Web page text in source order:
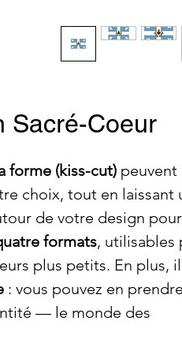
Sacré-Coeur
forme (kiss-cut) peuvent
choix, tout en laissant
de votre design
formats, utilisables
plus petits. En plus, il
: vous pouvez en
— le monde des